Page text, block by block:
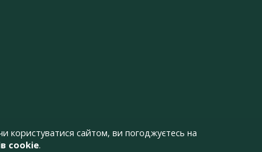
сайтом, ви погоджуєтесь на
cookie.